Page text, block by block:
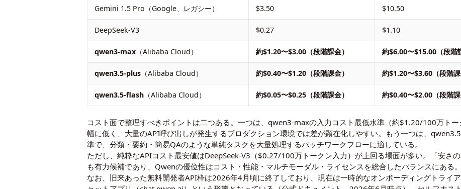
Gemini 1.5 Pro（Google、レガシー） $3.50 $10.50
DeepSeek-V3 $0.27 $1.10
qwen3-max （Alibaba Cloud） 約$1.20〜$3.00（段階課金） 約$6.00〜$15.00（段階
qwen3.5-plus （Alibaba Cloud） 約$0.40〜$1.20（段階課金） 約$1.20〜$3.60（段階課
qwen3.5-flash （Alibaba Cloud） 約$0.05〜$0.25（段階課金） 約$0.40〜$2.00（段階課
コスト面で整理すべきポイントは二つある。一つは、qwen3-maxの入力コスト最低水準（約$1.20/100万ト
幅に低く、大量のAPI呼び出しが発生するプロダクション環境では差が顕在化しやすい。もう一つは、
準で、分類・要約・簡易QAのような単純タスクを大量処理するバッチワークフローに適している。
ただし、純粋なAPIコスト最安値はDeepSeek-V3（$0.27/100万トークン入力）が上回る場面が多い。「安さ
も有力候補であり、Qwenの優位性はコスト・性能・マルチモーダル・ライセンスを総合したバランスにある。
なお、旧来あった無料開発者API枠は2026年4月頃に終了しており、現在は一時的なオンボーディングトライ